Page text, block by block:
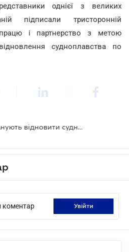
однієї з великих
підписали тристоронній
і партнерство з метою
судноплавства по
Білорусь і Туреччина планують відновити судноплавство по Дніпру
коментар увійти